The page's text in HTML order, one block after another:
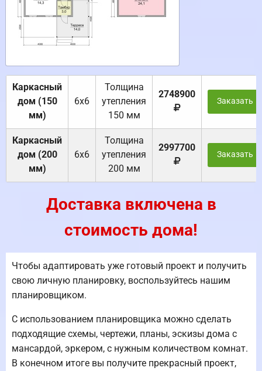
Каркасный
дом (150
мм)
6х6
Толщина
утепления
150 мм
2748900
Заказать
Каркасный
дом (200
мм)
6х6
Толщина
утепления
200 мм
2997700
Заказать
Доставка включена в
стоимость дома!
Чтобы адаптировать уже готовый проект и получить
свою личную планировку, воспользуйтесь нашим
планировщиком.
С использованием планировщика можно сделать
подходящие схемы, чертежи, планы, эскизы дома с
мансардой, эркером, с нужным количеством комнат.
В конечном итоге вы получите прекрасный проект,